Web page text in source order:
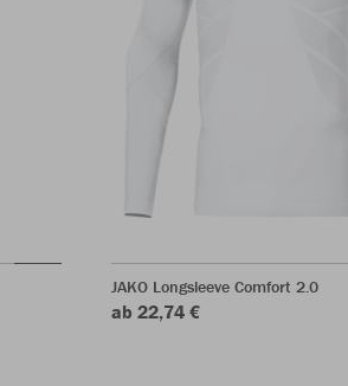
JAKO Longsleeve Comfort 2.0
ab 22,74 €